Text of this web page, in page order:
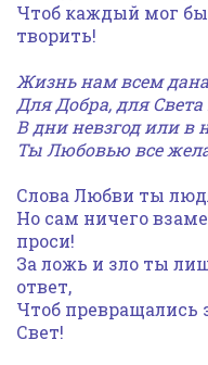
Чтоб каждый мог
творить!
Жизнь нам всем
Для Добра, для
В дни невзгод или в
Ты Любовью все
Слова Любви ты
Но сам ничего
проси!
За ложь и зло ты
ответ,
Чтоб превращались
Свет!